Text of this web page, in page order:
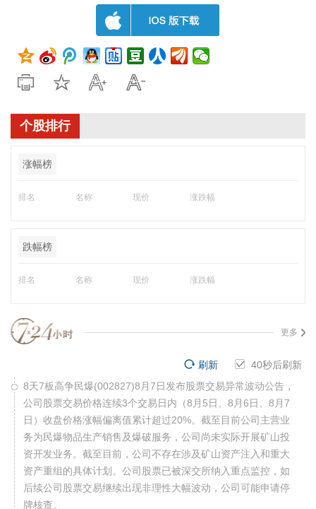
个股排行
涨幅榜
排名 名称 现价 涨跌幅
跌幅榜
排名 名称 现价 涨跌幅
更多
39秒后刷新
刷新
8天7板高争民爆(002827)8月7日发布股票交易异常波动公告，
公司股票交易价格连续3个交易日内（8月5日、8月6日、8月7
日）收盘价格涨幅偏离值累计超过20%。截至目前公司主营业
务为民爆物品生产销售及爆破服务，公司尚未实际开展矿山投
资开发业务。截至目前，公司不存在涉及矿山资产注入和重大
资产重组的具体计划。公司股票已被深交所纳入重点监控，如
后续公司股票交易继续出现非理性大幅波动，公司可能申请停
牌核查。